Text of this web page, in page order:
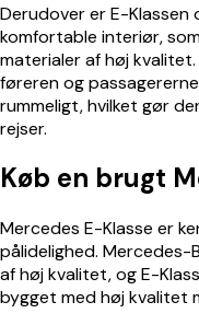
Derudover er E-Klassen
komfortable interiør,
materialer af høj
føreren og
rummeligt, hvilket gør
rejser.
Køb en brugt
Mercedes E-Klasse er
pålidelighed.
af høj kvalitet, og E-
bygget med høj kvalitet